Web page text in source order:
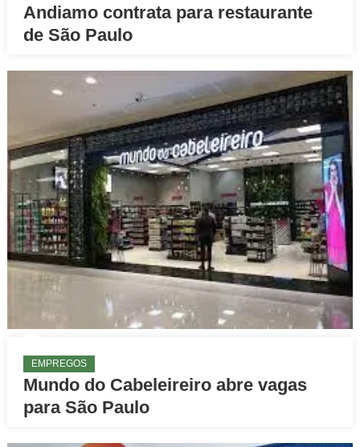
Andiamo contrata para restaurante
de São Paulo
EMPREGOS
Mundo do Cabeleireiro abre vagas
para São Paulo